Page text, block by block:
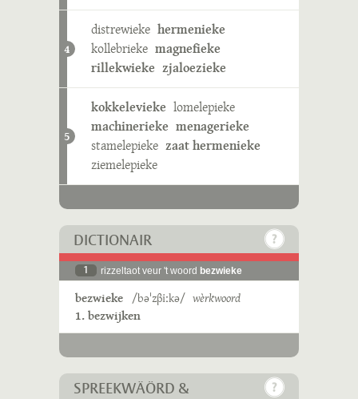
4
distrewieke hermenieke
kollebrieke magnefieke
rillekwieke zjaloezieke
5
kokkelevieke lomelepieke
machinerieke menagerieke
stamelepieke zaat hermenieke
ziemelepieke
DICTIONAIR
1 rizzeltaot veur 't woord bezwieke
bezwieke /bəˈzβiːkə/ wèrkwoord
1. bezwijken
SPREEKWÄÖRD &